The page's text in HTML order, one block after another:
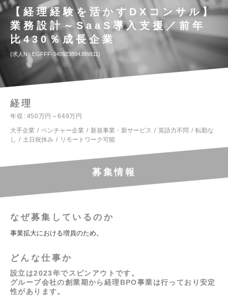
【経理経験を活かすDXコンサル】
業務設計～SaaS導入支援／前年
比430％成長企業
求人No.EGFFF-348923894389811
経理
年収
450万円～649万円
大手企業
ベンチャー企業 新規事業・新サービス 英語力不問
転勤な
し
土日祝休み リモートワーク可能
募集情報
なぜ募集しているのか
事業拡大における増員のため。
どんな仕事か
設立は2023年でスピンアウトです。
グループ会社の創業期から経理BPO事業は行っており安定
性があります。